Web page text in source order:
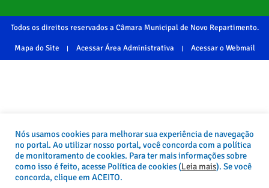
Todos os direitos reservados a Câmara Municipal de Novo Repartimento.
Mapa do Site Acessar Área Administrativa Acessar o Webmail
Nós usamos cookies para melhorar sua experiência de navegação
no portal. Ao utilizar nosso portal, você concorda com a política
de monitoramento de cookies. Para ter mais informações sobre
como isso é feito, acesse Política de cookies (Leia mais). Se você
concorda, clique em ACEITO.